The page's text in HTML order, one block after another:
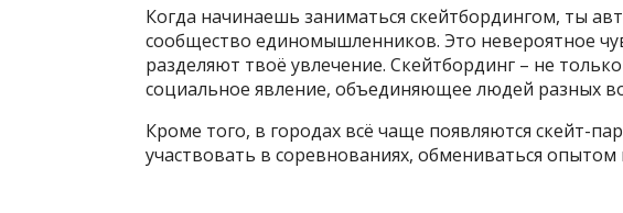
Когда начинаешь заниматься скейтбордингом, ты
сообщество единомышленников. Это невероятное
разделяют твоё увлечение. Скейтбординг – не
социальное явление, объединяющее людей разных
Кроме того, в городах всё чаще появляются скейт-
участвовать в соревнованиях, обмениваться опытом